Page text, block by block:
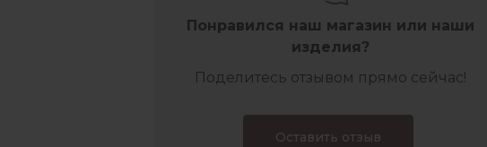
Понравился наш магазин или наши
изделия?
Поделитесь отзывом прямо сейчас!
Оставить отзыв